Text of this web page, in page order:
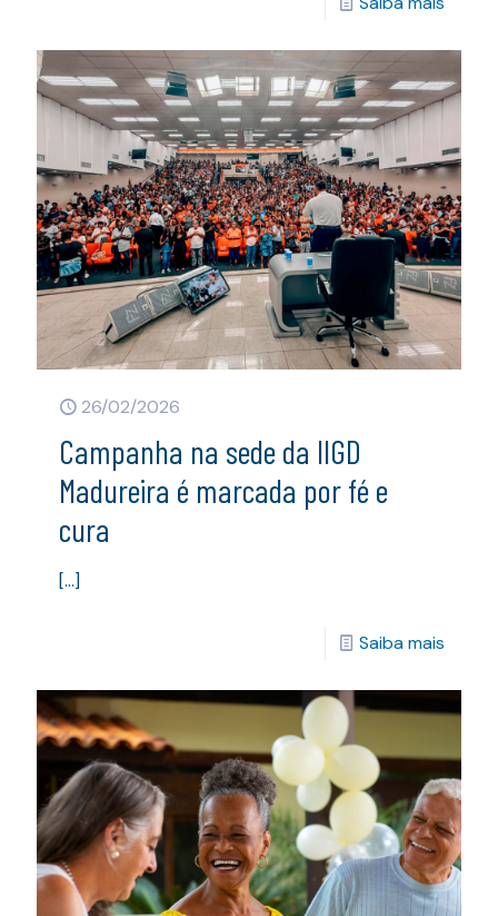
26/02/2026
Campanha na sede da IIGD
Madureira é marcada por fé e
cura
[…]
Saiba mais